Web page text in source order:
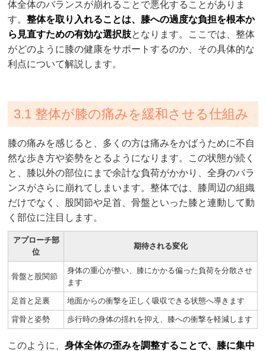
体全体のバランスが崩れることで悪化することがありま
す。整体を取り入れることは、膝への過度な負担を根本か
ら見直すための有効な選択肢となります。ここでは、整体
がどのように膝の健康をサポートするのか、その具体的な
利点について解説します。
3.1 整体が膝の痛みを緩和させる仕組み
膝の痛みを感じると、多くの方は痛みをかばうために不自
然な歩き方や姿勢をとるようになります。この状態が続く
と、膝以外の部位にまで余計な負荷がかかり、全身のバラ
ンスがさらに崩れてしまいます。整体では、膝周辺の組織
だけでなく、股関節や足首、骨盤といった膝と連動して動
く部位に注目します。
アプローチ部
位
期待される変化
骨盤と股関節
身体の重心が整い、膝にかかる偏った負荷を分散させ
ます
足首と足裏 地面からの衝撃を正しく吸収できる状態へ導きます
背骨と姿勢 歩行時の身体の揺れを抑え、膝への衝撃を軽減します
このように、身体全体の歪みを調整することで、膝に集中